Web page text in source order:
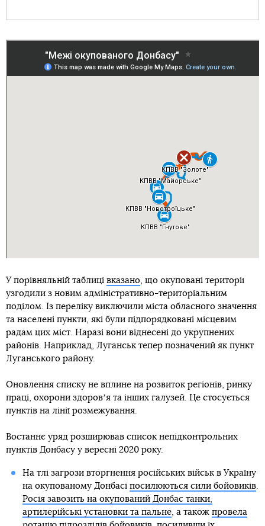
У порівняльній таблиці вказано, що окуповані території
узгодили з новим адміністративно-територіальним
поділом. Із переліку виключили міста обласного значення
та населені пункти, які були підпорядковані місцевим
радам цих міст. Наразі вони віднесені до укрупнених
районів. Наприклад, Луганськ тепер позначений як пункт
Луганського району.
Оновлення списку не вплине на розвиток регіонів, ринку
праці, охорони здоровʼя та інших галузей. Це стосується
пунктів на лінії розмежування.
Востаннє уряд розширював список непідконтрольних
пунктів Донбасу у вересні 2020 року.
На тлі загрози вторгнення російських військ в Україну
на окупованому Донбасі посилюються сили бойовиків.
Росія завозить на окупований Донбас танки,
артилерійські установки та пальне, а також провела